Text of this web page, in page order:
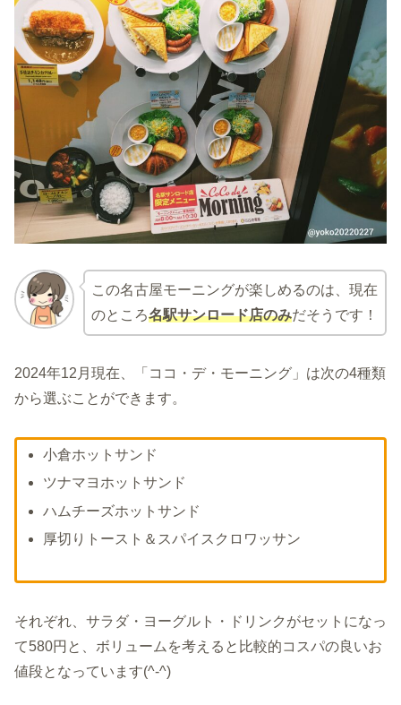
この名古屋モーニングが楽しめるのは、現在
のところ名駅サンロード店のみだそうです！
2024年12月現在、「ココ・デ・モーニング」は次の4種類
から選ぶことができます。
小倉ホットサンド
ツナマヨホットサンド
ハムチーズホットサンド
厚切りトースト＆スパイスクロワッサン
それぞれ、サラダ・ヨーグルト・ドリンクがセットになっ
て580円と、ボリュームを考えると比較的コスパの良いお
値段となっています(^-^)